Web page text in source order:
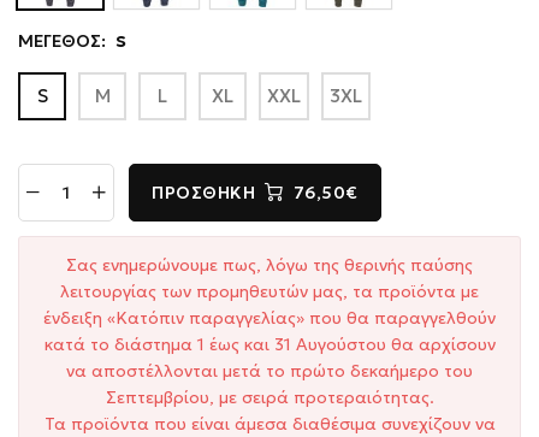
ΜΕΓΕΘΟΣ: S
S M L XL XXL 3XL
ΠΡΟΣΘΉΚΗ 76,50€
Σας ενημερώνουμε πως, λόγω της θερινής παύσης
λειτουργίας των προμηθευτών μας, τα προϊόντα με
ένδειξη «Κατόπιν παραγγελίας» που θα παραγγελθούν
κατά το διάστημα 1 έως και 31 Αυγούστου θα αρχίσουν
να αποστέλλονται μετά το πρώτο δεκαήμερο του
Σεπτεμβρίου, με σειρά προτεραιότητας.
Τα προϊόντα που είναι άμεσα διαθέσιμα συνεχίζουν να